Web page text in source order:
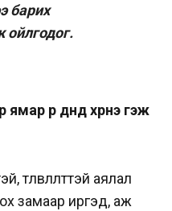
барих
ойлгодог.
ямар үр дүнд хүрнэ гэж
төлөвлөлттэй аялал
замаар иргэд, аж